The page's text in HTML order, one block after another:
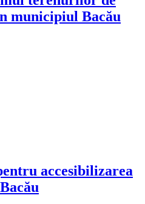
municipiul Bacău
accesibilizarea